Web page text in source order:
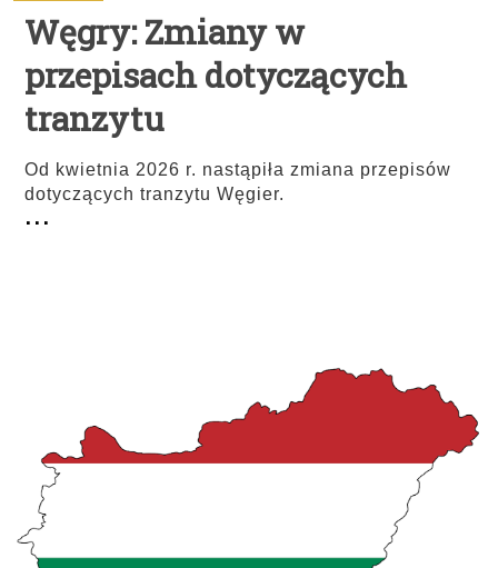
Węgry: Zmiany w
przepisach dotyczących
tranzytu
Od kwietnia 2026 r. nastąpiła zmiana przepisów
dotyczących tranzytu Węgier.
...